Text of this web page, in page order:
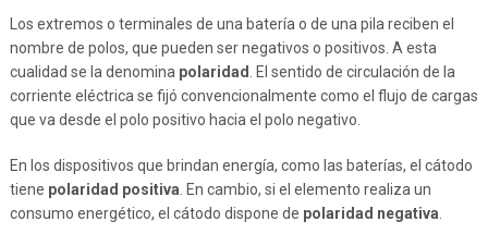
Los extremos o terminales de una batería o de una pila reciben el
nombre de polos, que pueden ser negativos o positivos. A esta
cualidad se la denomina polaridad
. El sentido de circulación de la
corriente eléctrica se fijó convencionalmente como el flujo de cargas
que va desde el polo positivo hacia el polo negativo.
En los dispositivos que brindan energía, como las baterías, el cátodo
tiene polaridad positiva . En cambio, si el elemento realiza un
consumo energético, el cátodo dispone de polaridad negativa